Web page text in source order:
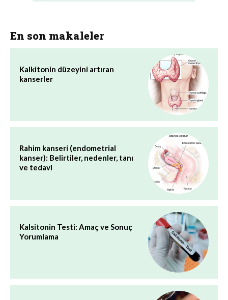
En son makaleler
Kalkitonin düzeyini artıran
kanserler
Rahim kanseri (endometrial
kanser): Belirtiler, nedenler, tanı
ve tedavi
Kalsitonin Testi: Amaç ve Sonuç
Yorumlama